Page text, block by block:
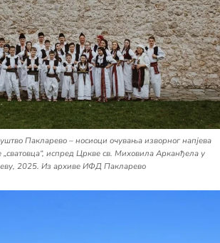
Пакларево – носиоци очувања изворног напјева
испред Цркве св. Миховила Арканђела у
2025. Из архиве ИФД Пакларево